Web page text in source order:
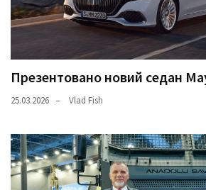
Презентовано новий седан
25.03.2026 Vlad Fish